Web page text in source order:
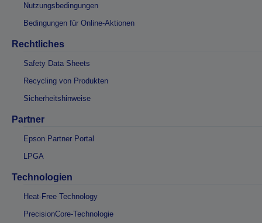
Nutzungsbedingungen
Bedingungen für Online-Aktionen
Rechtliches
Safety Data Sheets
Recycling von Produkten
Sicherheitshinweise
Partner
Epson Partner Portal
LPGA
Technologien
Heat-Free Technology
PrecisionCore-Technologie